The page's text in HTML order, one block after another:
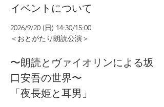
イベントについて
2026/9/20 (日) 14:30/15:00
＜おとがたり朗読公演＞
〜朗読とヴァイオリンによる坂
口安吾の世界〜
「夜長姫と耳男」